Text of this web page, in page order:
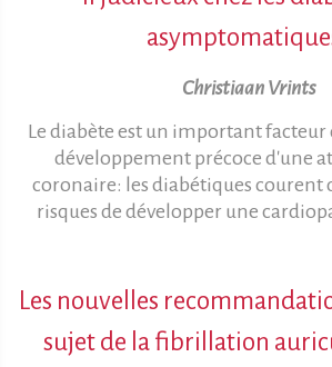
Christiaan Vrints
Le diabète est un important facteur
développement précoce d'une
coronaire: les diabétiques courent
risques de développer une
Les nouvelles
sujet de la fibrillation